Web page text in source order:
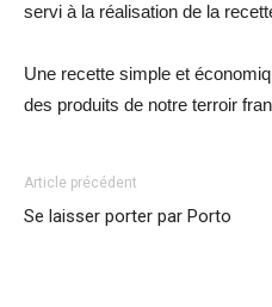
servi à la réalisation de la
Une recette simple et
des produits de notre terroir
Article précédent
Se laisser porter par Porto